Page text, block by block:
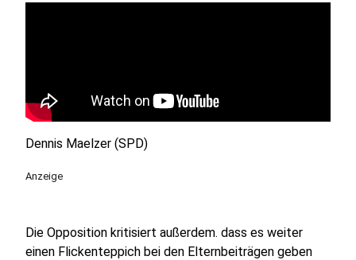
Dennis Maelzer (SPD)
Anzeige
Die Opposition kritisiert außerdem. dass es weiter
einen Flickenteppich bei den Elternbeiträgen geben